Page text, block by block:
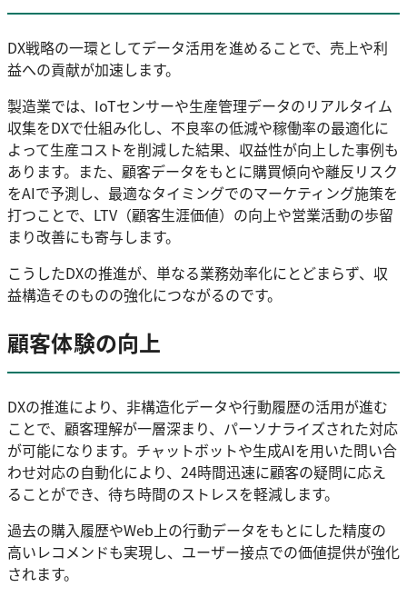
DX戦略の一環としてデータ活用を進めることで、売上や利
益への貢献が加速します。
製造業では、IoTセンサーや生産管理データのリアルタイム
収集をDXで仕組み化し、不良率の低減や稼働率の最適化に
よって生産コストを削減した結果、収益性が向上した事例も
あります。また、顧客データをもとに購買傾向や離反リスク
をAIで予測し、最適なタイミングでのマーケティング施策を
打つことで、LTV（顧客生涯価値）の向上や営業活動の歩留
まり改善にも寄与します。
こうしたDXの推進が、単なる業務効率化にとどまらず、収
益構造そのものの強化につながるのです。
顧客体験の向上
DXの推進により、非構造化データや行動履歴の活用が進む
ことで、顧客理解が一層深まり、パーソナライズされた対応
が可能になります。チャットボットや生成AIを用いた問い合
わせ対応の自動化により、24時間迅速に顧客の疑問に応え
ることができ、待ち時間のストレスを軽減します。
過去の購入履歴やWeb上の行動データをもとにした精度の
高いレコメンドも実現し、ユーザー接点での価値提供が強化
されます。